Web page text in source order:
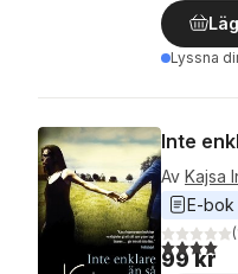
Lyssna
Inte
Av Kajsa
E-bok
4,0utav 5(
99 kr